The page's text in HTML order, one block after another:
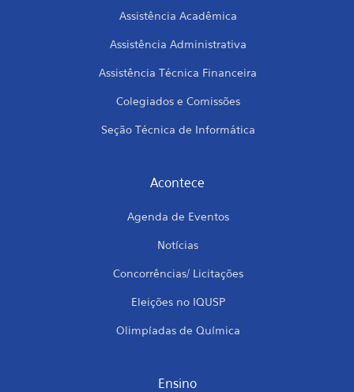
Assistência Acadêmica
Assistência Administrativa
Assistência Técnica Financeira
Colegiados e Comissões
Seção Técnica de Informática
Acontece
Agenda de Eventos
Notícias
Concorrências/ Licitações
Eleições no IQUSP
Olimpíadas de Química
Ensino